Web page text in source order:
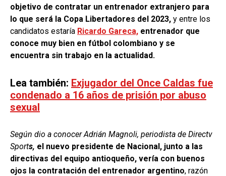
objetivo de contratar un entrenador extranjero para
lo que será la Copa Libertadores del 2023, y entre los
candidatos estaría Ricardo Gareca, entrenador que
conoce muy bien en fútbol colombiano y se
encuentra sin trabajo en la actualidad.
Lea también: Exjugador del Once Caldas fue
condenado a 16 años de prisión por abuso
sexual
Según dio a conocer Adrián Magnoli, periodista de Directv
Sports, el nuevo presidente de Nacional, junto a las
directivas del equipo antioqueño, vería con buenos
ojos la contratación del entrenador argentino, razón